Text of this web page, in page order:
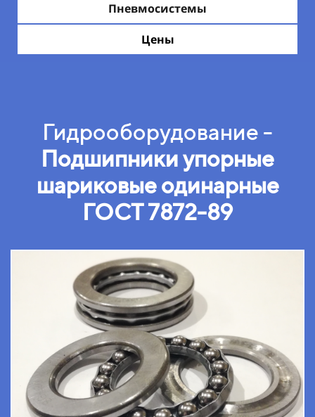
Пневмосистемы
Цены
Гидрооборудование -
Подшипники упорные
шариковые одинарные
ГОСТ 7872-89